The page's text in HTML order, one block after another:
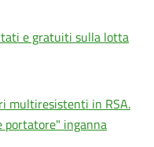
e gratuiti sulla lotta
multiresistenti in RSA.
portatore" inganna